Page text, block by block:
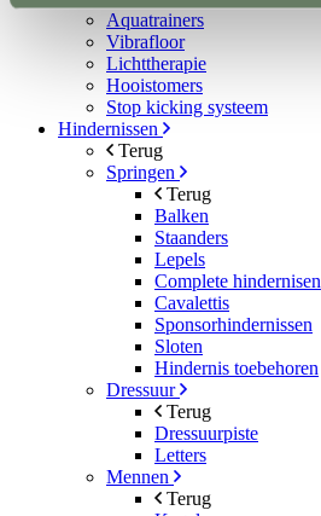
Aquatrainers
Vibrafloor
Lichttherapie
Hooistomers
Stop kicking systeem
Hindernissen
Terug
Springen
Terug
Balken
Staanders
Lepels
Complete hindernisen
Cavalettis
Sponsorhindernissen
Sloten
Hindernis toebehoren
Dressuur
Terug
Dressuurpiste
Letters
Mennen
Terug